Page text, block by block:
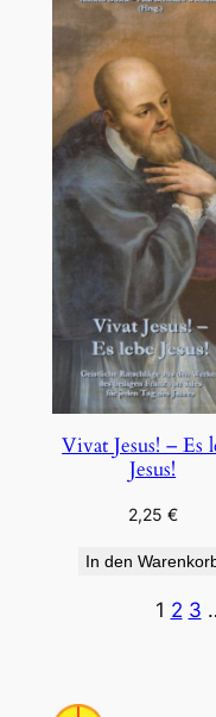
Vivat Jesus! – Es
Jesus!
2,25 €
In den
1 2 3